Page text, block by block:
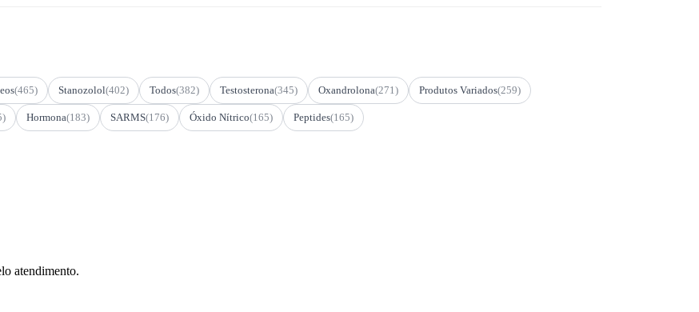
(465) Stanozolol(402) Todos(382) Testosterona(345) Oxandrolona(271) Produtos Variados(259)
Hormona(183) SARMS(176) Óxido Nítrico(165) Peptides(165)
atendimento.